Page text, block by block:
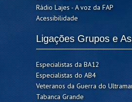
Rádio Lajes - A voz da FAP
Acessibilidade
Ligações Grupos e
Especialistas da BA12
Especialistas do AB4
Veteranos da Guerra do
Tabanca Grande